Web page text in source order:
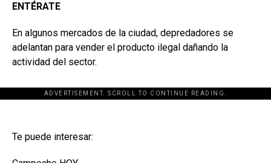
ENTÉRATE
En algunos mercados de la ciudad, depredadores se
adelantan para vender el producto ilegal dañando la
actividad del sector.
ADVERTISEMENT. SCROLL TO CONTINUE READING.
Te puede interesar: